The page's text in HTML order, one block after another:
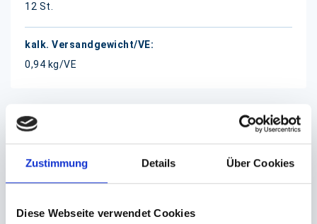
Zustimmung Details Über Cookies
Diese Webseite verwendet Cookies
12 St.
0,94 kg/VE
Mehrweg-Suppenbehälter 400ml aus
Die nachhaltigen Mehrwegbehälter eignet sich für